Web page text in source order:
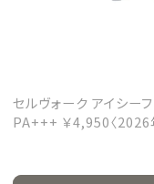
セルヴォーク アイシー
PA+++ ￥4,950〈2026